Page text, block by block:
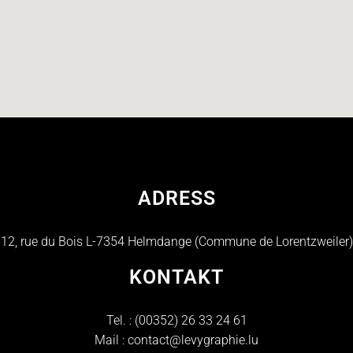
ADRESS
12, rue du Bois L-7354 Helmdange (Commune de Lorentzweiler)
KONTAKT
Tel. : (00352) 26 33 24 61
Mail : contact@levygraphie.lu